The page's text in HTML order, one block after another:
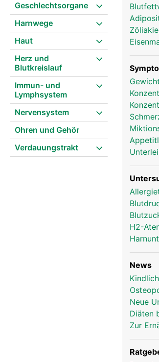
Geschlechtsorgane
Harnwege
Haut
Herz und
Blutkreislauf
Immun- und
Lymphsystem
Nervensystem
Ohren und Gehör
Verdauungstrakt
H2-
News
Neue
Diäten
Zur